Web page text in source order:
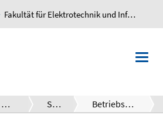
Fakultät für Elektrotechnik und Informatik
SS17 Betriebssysteme